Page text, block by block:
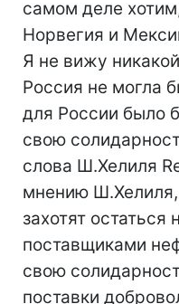
самом деле
Норвегия и
Я не вижу
Россия не могла
для России было
свою
слова Ш.Хелиля
мнению Ш.Хелиля,
захотят
поставщиками
свою
поставки